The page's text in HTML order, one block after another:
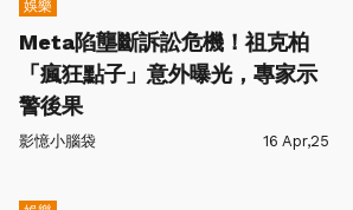
娛樂
Meta陷壟斷訴訟危機！祖克柏
「瘋狂點子」意外曝光，專家示
警後果
影憶小腦袋 16 Apr,25